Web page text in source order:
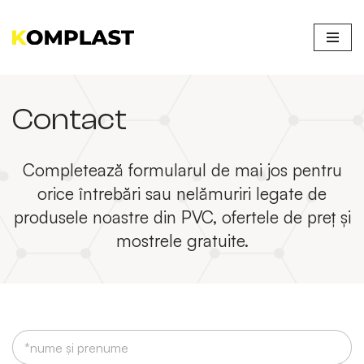
Sari
Contact
Completează formularul de mai jos pentru
orice întrebări sau nelămuriri legate de
produsele noastre din PVC, ofertele de preț și
mostrele gratuite.
n
u